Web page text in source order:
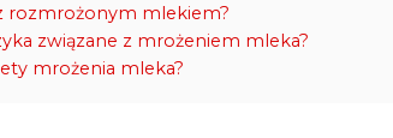
rozmrożonym mlekiem?
związane z mrożeniem mleka?
mrożenia mleka?